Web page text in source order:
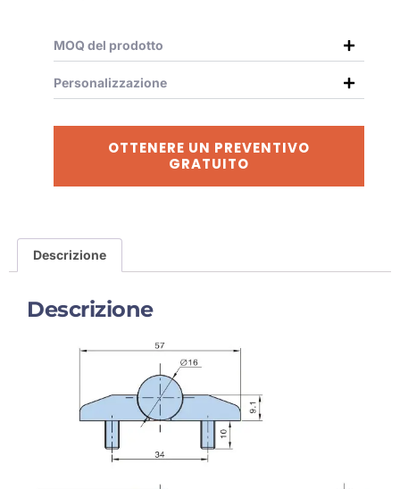
MOQ del prodotto
Personalizzazione
OTTENERE UN PREVENTIVO
GRATUITO
Descrizione
Descrizione